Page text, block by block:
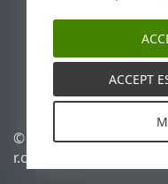
ESET 知識庫
ESET Status Portal
地區設定
© 1992 - 2026 ESET,
r.o. - 保留所有權利。
ACCEPT